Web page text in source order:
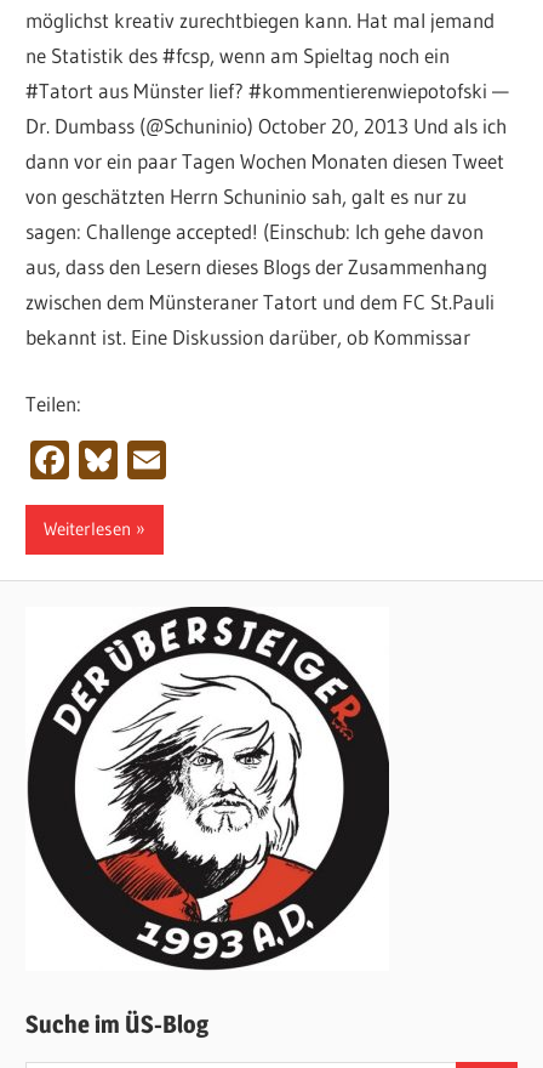
möglichst kreativ zurechtbiegen kann. Hat mal jemand
ne Statistik des #fcsp, wenn am Spieltag noch ein
#Tatort aus Münster lief? #kommentierenwiepotofski —
Dr. Dumbass (@Schuninio) October 20, 2013 Und als ich
dann vor ein paar Tagen Wochen Monaten diesen Tweet
von geschätzten Herrn Schuninio sah, galt es nur zu
sagen: Challenge accepted! (Einschub: Ich gehe davon
aus, dass den Lesern dieses Blogs der Zusammenhang
zwischen dem Münsteraner Tatort und dem FC St.Pauli
bekannt ist. Eine Diskussion darüber, ob Kommissar
Teilen:
Facebook
Bluesky
Weiterlesen
Suche im ÜS-Blog